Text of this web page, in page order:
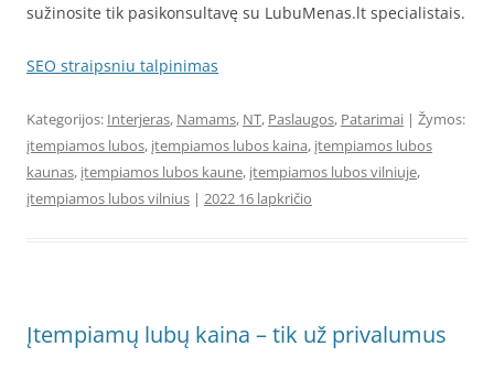
sužinosite tik pasikonsultavę su LubuMenas.lt specialistais.
SEO straipsniu talpinimas
Kategorijos: Interjeras, Namams, NT, Paslaugos, Patarimai | Žymos:
įtempiamos lubos, įtempiamos lubos kaina, įtempiamos lubos
kaunas, įtempiamos lubos kaune, įtempiamos lubos vilniuje,
įtempiamos lubos vilnius | 2022 16 lapkričio
Įtempiamų lubų kaina – tik už privalumus